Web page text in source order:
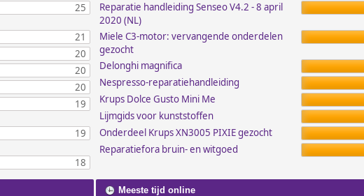
25
21
20
20
20
19
19
18
Reparatie handleiding Senseo V4.2 - 8 april
2020 (NL)
Miele C3-motor: vervangende onderdelen
gezocht
Delonghi magnifica
Nespresso-reparatiehandleiding
Krups Dolce Gusto Mini Me
Lijmgids voor kunststoffen
Onderdeel Krups XN3005 PIXIE gezocht
Reparatiefora bruin- en witgoed
Meeste tijd online